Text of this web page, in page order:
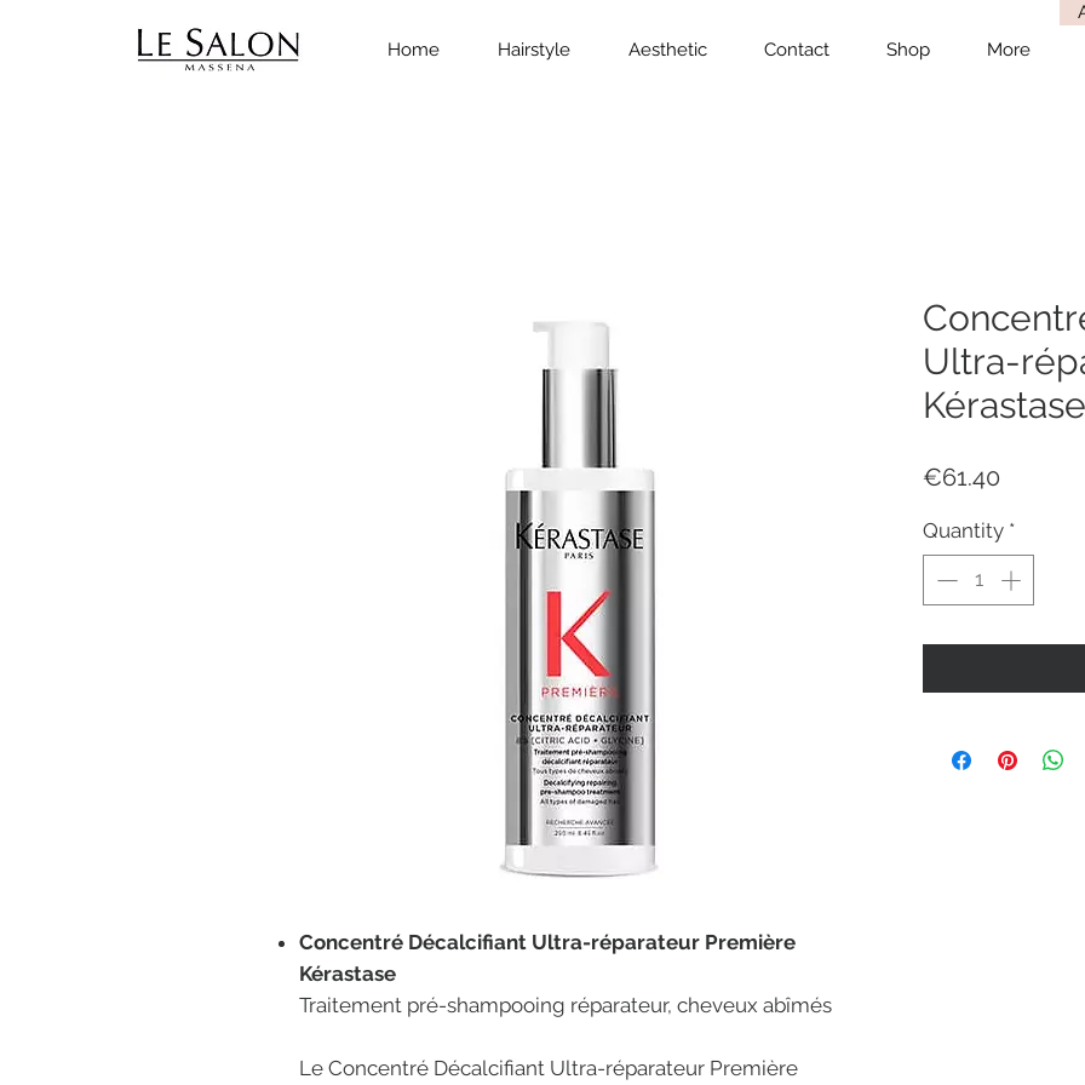
Home
Hairstyle Aesthetic Contact Shop More
Concentré Décalcifiant Ultra-réparateur Première
Kérastase
Traitement pré-shampooing réparateur, cheveux abîmés
Le Concentré Décalcifiant Ultra-réparateur Première
Ultra-
€61.40
Quantity *